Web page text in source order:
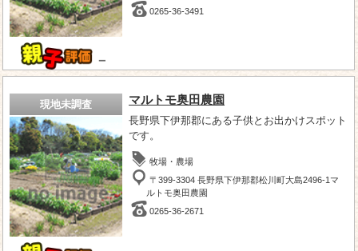
－
0265-36-3491
現地未調査 マルトモ奥田農園
長野県下伊那郡にある子供とお出かけスポット
です。
牧場・農場
〒399-3304 長野県下伊那郡松川町大島2496-1マ
ルトモ奥田農園
0265-36-2671